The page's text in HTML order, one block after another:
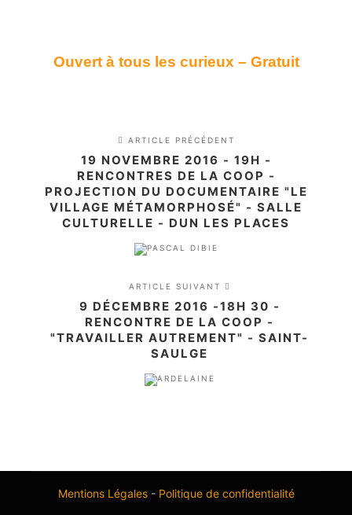
Ouvert à tous les curieux – Gratuit
ARTICLE PRÉCÉDENT
19 NOVEMBRE 2016 - 19H -
RENCONTRES DE LA COOP -
PROJECTION DU DOCUMENTAIRE "LE
VILLAGE MÉTAMORPHOSÉ" - SALLE
CULTURELLE - DUN LES PLACES
ARTICLE SUIVANT
9 DÉCEMBRE 2016 -18H 30 -
RENCONTRE DE LA COOP -
"TRAVAILLER AUTREMENT" - SAINT-
SAULGE
Mentions Légales- Politique de confidentialité